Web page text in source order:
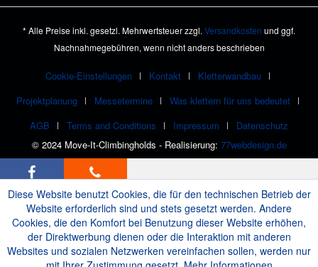
* Alle Preise inkl. gesetzl. Mehrwertsteuer zzgl. Versandkosten und ggf.
Nachnahmegebühren, wenn nicht anders beschrieben
Cookie-Einstellungen Kontakt
Kletterwandbau
Projektplanung
Messetermine
Was klettern für uns bedeutet
AGB
Terms and Conditions Impressum
Datenschutz
© 2024 Move-It-Climbingholds - Realisierung: 77webdesign.de
Diese Website benutzt Cookies, die für den technischen Betrieb der
Website erforderlich sind und stets gesetzt werden. Andere
Cookies, die den Komfort bei Benutzung dieser Website erhöhen,
der Direktwerbung dienen oder die Interaktion mit anderen
Websites und sozialen Netzwerken vereinfachen sollen, werden nur